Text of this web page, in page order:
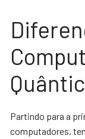
Partindo para a
computadores,